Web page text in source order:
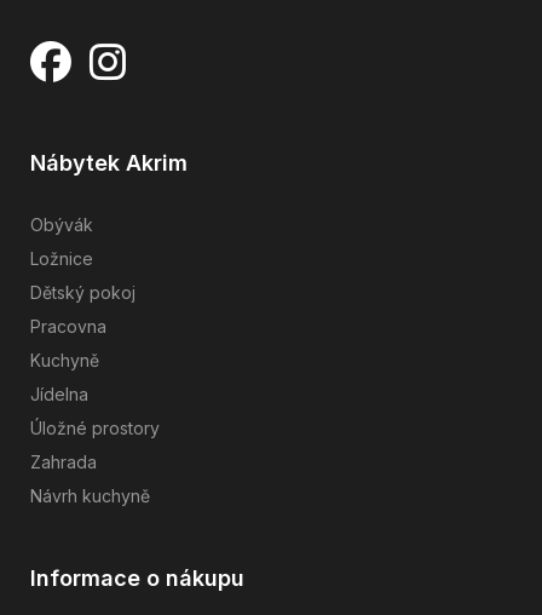
Nábytek Akrim
Obývák
Ložnice
Dětský pokoj
Pracovna
Kuchyně
Jídelna
Úložné prostory
Zahrada
Návrh kuchyně
Informace o nákupu